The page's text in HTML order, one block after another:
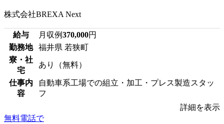
株式会社BREXA Next
給与 月収例370,000円
勤務地
福井県 若狭町
寮・社
宅
あり（無料）
仕事内
容
自動車系工場での組立・加工・プレス製造スタッ
フ
詳細を表示
無料電話で